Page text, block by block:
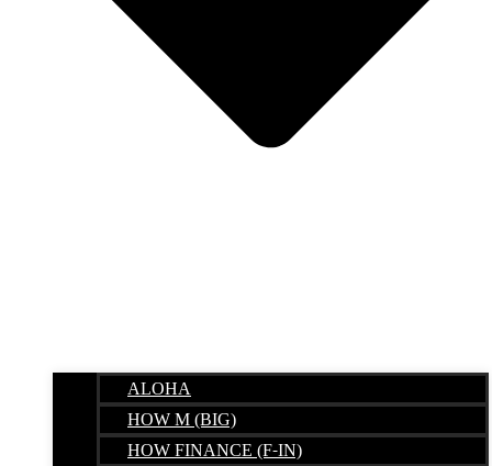
ALOHA
HOW M (BIG)
HOW FINANCE (F-IN)